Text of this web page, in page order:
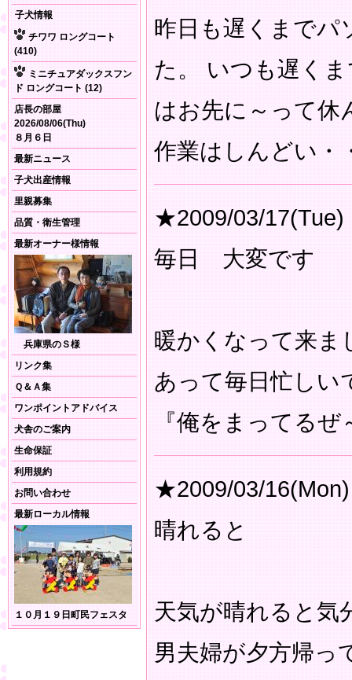
子犬情報
チワワ ロングコート
(410)
ミニチュアダックスフン
ド ロングコート (12)
店長の部屋
2026/08/06(Thu)
８月６日
最新ニュース
子犬出産情報
里親募集
品質・衛生管理
最新オーナー様情報
兵庫県のＳ様
リンク集
Ｑ＆Ａ集
ワンポイントアドバイス
犬舎のご案内
生命保証
利用規約
お問い合わせ
最新ローカル情報
１０月１９日町民フェスタ
昨日も遅くまでパ
た。 いつも遅く
はお先に～って休
作業はしんどい・
★2009/03/17(Tue)
毎日 大変です
暖かくなって来ま
あって毎日忙しい
『俺をまってるぜ
★2009/03/16(Mon)
晴れると
天気が晴れると気
男夫婦が夕方帰っ